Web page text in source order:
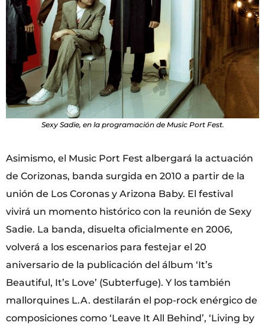
Sexy Sadie, en la programación de Music Port Fest.
Asimismo, el Music Port Fest albergará la actuación
de Corizonas, banda surgida en 2010 a partir de la
unión de Los Coronas y Arizona Baby. El festival
vivirá un momento histórico con la reunión de Sexy
Sadie. La banda, disuelta oficialmente en 2006,
volverá a los escenarios para festejar el 20
aniversario de la publicación del álbum ‘It’s
Beautiful, It’s Love’ (Subterfuge). Y los también
mallorquines L.A. destilarán el pop-rock enérgico de
composiciones como ‘Leave It All Behind’, ‘Living by